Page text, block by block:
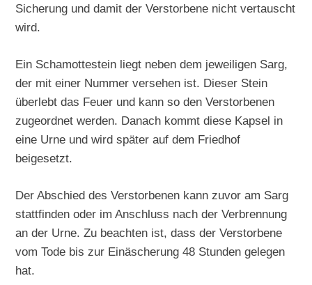
Sicherung und damit der Verstorbene nicht vertauscht
wird.
Ein Schamottestein liegt neben dem jeweiligen Sarg,
der mit einer Nummer versehen ist. Dieser Stein
überlebt das Feuer und kann so den Verstorbenen
zugeordnet werden. Danach kommt diese Kapsel in
eine Urne und wird später auf dem Friedhof
beigesetzt.
Der Abschied des Verstorbenen kann zuvor am Sarg
stattfinden oder im Anschluss nach der Verbrennung
an der Urne. Zu beachten ist, dass der Verstorbene
vom Tode bis zur Einäscherung 48 Stunden gelegen
hat.